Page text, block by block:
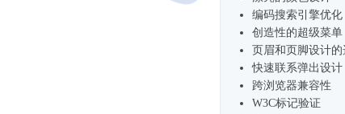
编码搜索引擎优化
创造性的超级菜单
页眉和页脚设计的
快速联系弹出设计
跨浏览器兼容性
W3C标记验证